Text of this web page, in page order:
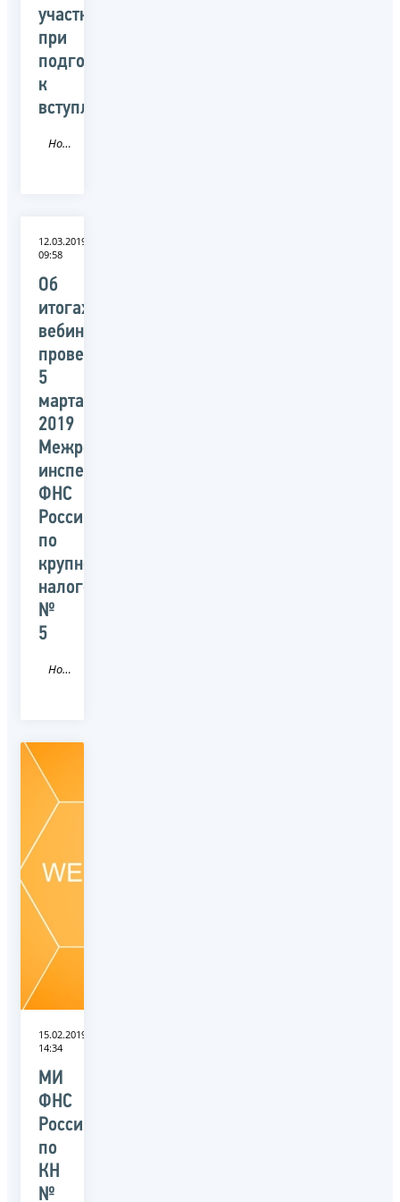
участников
при
подготовке
к
вступлению»
Новость
12.03.2019
09:58
Об
итогах
вебинара,
проведённого
5
марта
2019
Межрегиональной
инспекцией
ФНС
России
по
крупнейшим
налогоплательщикам
№
5
Новость
15.02.2019
14:34
МИ
ФНС
России
по
КН
№